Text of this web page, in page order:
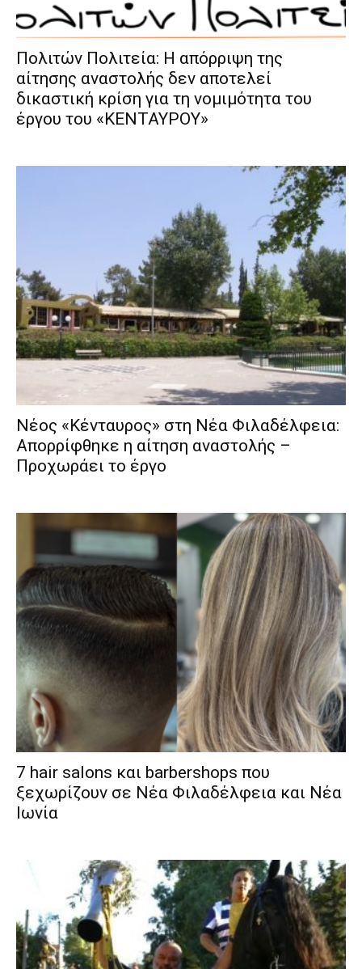
Πολιτών Πολιτεία: Η απόρριψη της
αίτησης αναστολής δεν αποτελεί
δικαστική κρίση για τη νομιμότητα του
έργου του «ΚΕΝΤΑΥΡΟΥ»
Νέος «Κένταυρος» στη Νέα Φιλαδέλφεια:
Απορρίφθηκε η αίτηση αναστολής –
Προχωράει το έργο
7 hair salons και barbershops που
ξεχωρίζουν σε Νέα Φιλαδέλφεια και Νέα
Ιωνία